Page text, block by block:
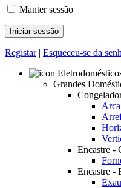
Manter sessão
Registar| Esqueceu-se da
Grandes
Encastre -
Encastre -